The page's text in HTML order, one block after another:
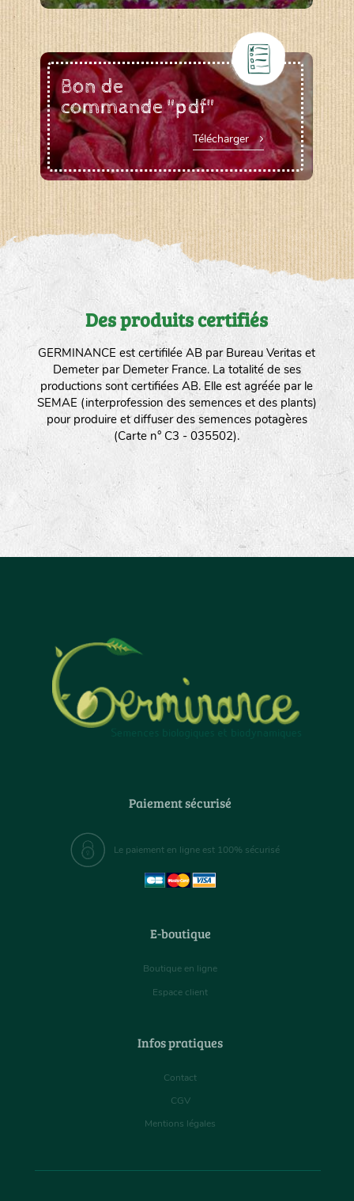
Bon de
commande "pdf"
Télécharger
Des produits certifiés
GERMINANCE est certifilée AB par Bureau Veritas et
Demeter par Demeter France. La totalité de ses
productions sont certifiées AB. Elle est agréée par le
SEMAE (interprofession des semences et des plants)
pour produire et diffuser des semences potagères
(Carte n° C3 - 035502).
Paiement sécurisé
Le paiement en ligne est 100% sécurisé
E-boutique
Boutique en ligne
Espace client
Infos pratiques
Contact
CGV
Mentions légales